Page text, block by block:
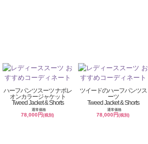
ハーフパンツスーツ ナポレ
オンカラージャケット
Tweed Jacket & Shorts
通常価格
78,000円(税別)
ツイードのハーフパンツス
ーツ
Tweed Jacket & Shorts
通常価格
78,000円(税別)